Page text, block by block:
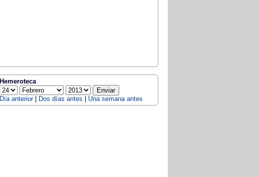
Hemeroteca
Día anterior| Dos días antes Una semana antes